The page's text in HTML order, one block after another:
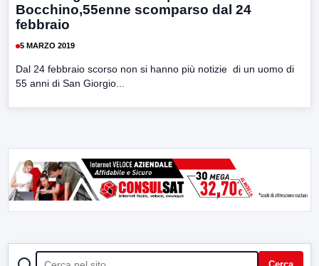
Bocchino,55enne scomparso dal 24
febbraio
5 MARZO 2019
Dal 24 febbraio scorso non si hanno più notizie di un uomo di
55 anni di San Giorgio...
CERCA